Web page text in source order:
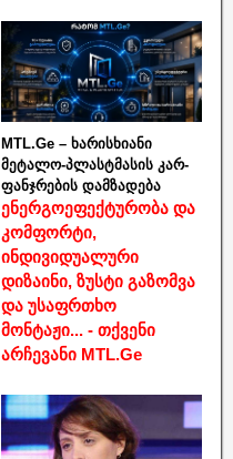
MTL.Ge – ხარისხიანი
მეტალო-პლასტმასის კარ-
ფანჯრების დამზადება
ენერგოეფექტურობა და
კომფორტი,
ინდივიდუალური
დიზაინი, ზუსტი გაზომვა
და უსაფრთხო
მონტაჟი... - თქვენი
არჩევანი MTL.Ge